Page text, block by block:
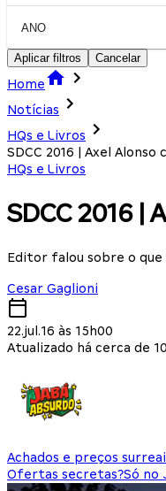
ANO
Aplicar filtros Cancelar
Home
Notícias
HQs e Livros
SDCC 2016 | Axel
HQs e Livros
SDCC 2016 |
Editor falou sobre o que
Cesar Gaglioni
22.jul.16 às 15h00
Atualizado há cerca de
Achados e preços
Ofertas secretas?Só no